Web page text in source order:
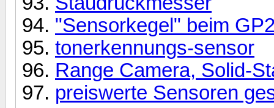
"Sensorkegel" beim
tonerkennungs-sensor
Range Camera, Solid-
preiswerte Sensoren